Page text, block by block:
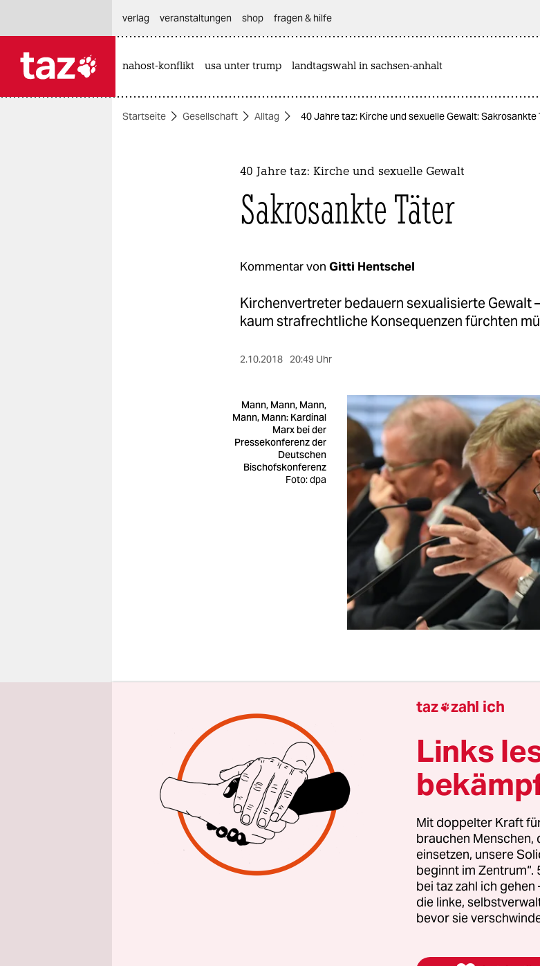
themen
verlag
veranstaltungen shop fragen & hilfe
nahost-konflikt usa unter trump landtagswahl in sachsen-anhalt
Startseite Gesellschaft Alltag 40 Jahre taz: Kirche und sexuelle Gewalt: Sakrosankte
40 Jahre taz: Kirche und sexuelle Gewalt
Sakrosankte Täter
Kommentar von Gitti Hentschel
Kirchenvertreter bedauern sexualisierte Gewalt
kaum strafrechtliche Konsequenzen fürchten
2.10.2018 20:49 Uhr
Mann, Mann, Mann,
Mann, Mann: Kardinal
Marx bei der
Pressekonferenz der
Deutschen
Bischofskonferenz
Foto: dpa
S entschuldigt sich Kardinal
medienwirksam bei den früheren
die in ihrer Kindheit von kirchlichen
misshandelt und gedemütigt wurden, oft über
Ansonsten übt sich der Kardinal in Demut und
Aufklärung.
Das alles entspringt männlicher Sozialisation
Denkmustern. Dazu gehören offenkundig
Übergriffe auf ihnen Anvertraute, Kinder,
Alters. Vor allem früher kamen die Männer,
höchster Ämter, mit Leugnung durch. Wenn
taz zahl ich
Links
Mit doppelter Kraft
brauchen
einsetzen, unsere
beginnt im Zentrum“.
bei taz zahl ich
die linke,
bevor sie